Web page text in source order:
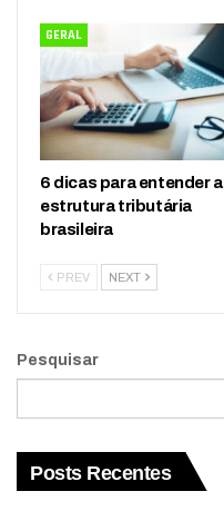
GERAL
6 dicas para entender a
estrutura tributária
brasileira
PREV NEXT
Pesquisar
Posts Recentes